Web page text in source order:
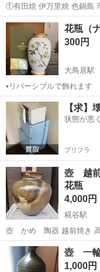
①有田焼 伊万里焼 色鍋島
さ 約26.5cm、幅 口部分
的な色鍋島（伊万里焼・
窯「...
東京 大田区 京急蒲
花瓶（
300円
大鳥居駅
東京 大田区 大鳥居
【求】
状態が悪
プリフラ
壺 越
花瓶
4,000円
糀谷駅
壺 かめ 陶器 越前焼き 高
ンチ ヒビ、欠け、専用箱
東京 大田区 糀谷駅
壺 一
1,000円